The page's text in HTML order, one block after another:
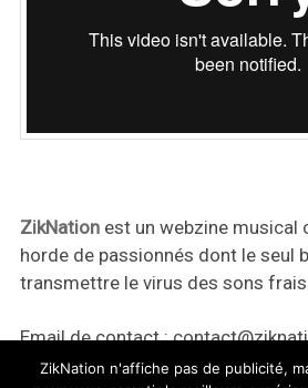
ZikNationest un webzine musical
horde de passionnés dont le seul
transmettre le virus des sons frais.
Email de contact :
ZikNation n'affiche pas de publicité,